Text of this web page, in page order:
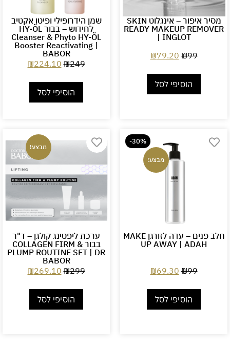
מסיר איפור – אינגלוט SKIN
READY MAKEUP REMOVER
| INGLOT
₪99
₪79.20
הוסיפי לסל
שמן הידרופילי ופיטו אקטיב
לחידוש – בבור HY-ÖL
Cleanser & Phyto HY-ÖL
Booster Reactivating |
BABOR
₪249
₪224.10
הוסיפי לסל
-30%
מבצע!
חלב פנים – עדה לזורגן MAKE
UP AWAY | ADAH
₪99
₪69.30
הוסיפי לסל
מבצע!
ערכת ליפטינג קולגן – ד"ר
בבור COLLAGEN FIRM &
PLUMP ROUTINE SET | DR
BABOR
₪299
₪269.10
הוסיפי לסל